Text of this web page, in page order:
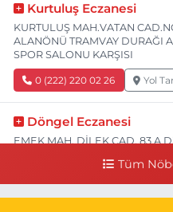
Kurtuluş Eczanesi
KURTULUŞ MAH.VATAN
ALANÖNÜ TRAMVAY DURAĞI
SPOR SALONU KARŞISI
0 (222) 220 02 26 Yol
Döngel Eczanesi
EMEK MAH. DİLEK CAD. 83 A
Tüm